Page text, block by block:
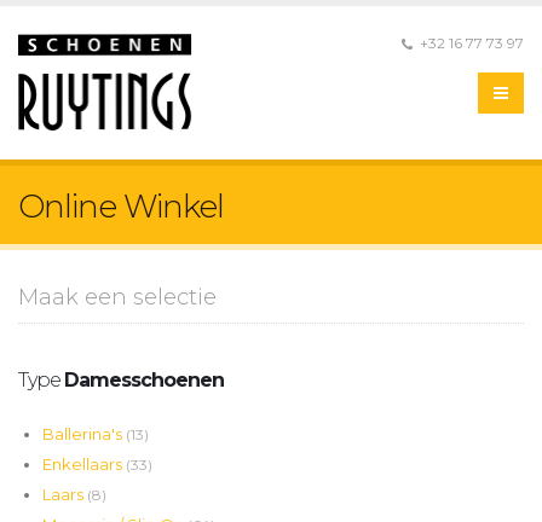
+32 16 77 73 97
Online Winkel
Maak een selectie
Type Damesschoenen
Ballerina's (13)
Enkellaars (33)
Laars (8)